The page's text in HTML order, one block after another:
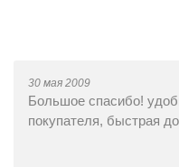
30 мая 2009
Большое спасибо!
покупателя, быстрая